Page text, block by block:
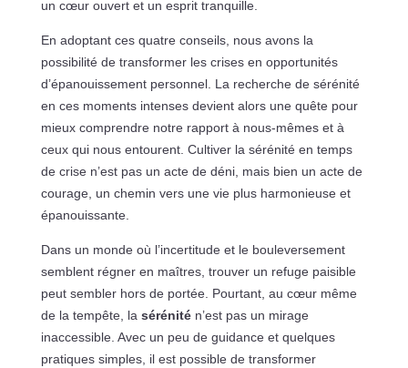
un cœur ouvert et un esprit tranquille.
En adoptant ces quatre conseils, nous avons la
possibilité de transformer les crises en opportunités
d’épanouissement personnel. La recherche de sérénité
en ces moments intenses devient alors une quête pour
mieux comprendre notre rapport à nous-mêmes et à
ceux qui nous entourent. Cultiver la sérénité en temps
de crise n’est pas un acte de déni, mais bien un acte de
courage, un chemin vers une vie plus harmonieuse et
épanouissante.
Dans un monde où l’incertitude et le bouleversement
semblent régner en maîtres, trouver un refuge paisible
peut sembler hors de portée. Pourtant, au cœur même
de la tempête, la sérénitén’est pas un mirage
inaccessible. Avec un peu de guidance et quelques
pratiques simples, il est possible de transformer